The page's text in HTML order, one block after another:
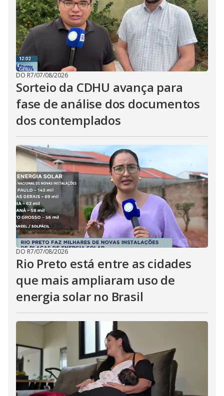
DO R7/07/08/2026
Sorteio da CDHU avança para
fase de análise dos documentos
dos contemplados
DO R7/07/08/2026
Rio Preto está entre as cidades
que mais ampliaram uso de
energia solar no Brasil